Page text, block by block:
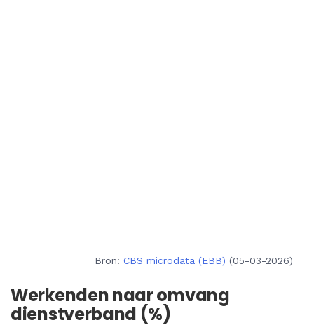
Bron: CBS microdata (EBB) (05-03-2026)
Werkenden naar omvang
dienstverband (%)